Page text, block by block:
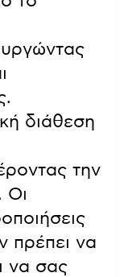
διάθεση
την
Οι
πρέπει να
να σας